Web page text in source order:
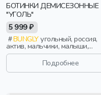
БОТИНКИ ДЕМИСЕЗОННЫЕ
"УГОЛЬ"
5 999 ₽
BUNGLYугольный, россия,
актив, мальчики, малыши,
дошкольники, дети
Подробнее